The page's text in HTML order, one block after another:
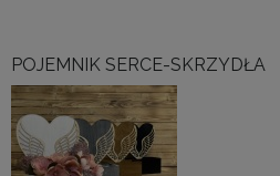
POJEMNIK SERCE-SKRZYDŁA